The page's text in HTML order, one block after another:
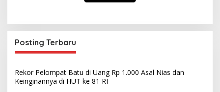
Posting Terbaru
Rekor Pelompat Batu di Uang Rp 1.000 Asal Nias dan
Keinginannya di HUT ke 81 RI